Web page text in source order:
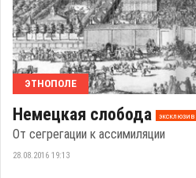
ЭТНОПОЛЕ
Немецкая слобода эксклюзив
От сегрегации к ассимиляции
28.08.2016 19:13